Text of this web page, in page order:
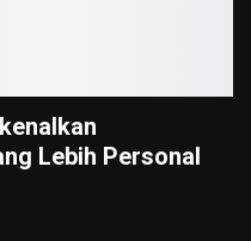
Lebih Personal